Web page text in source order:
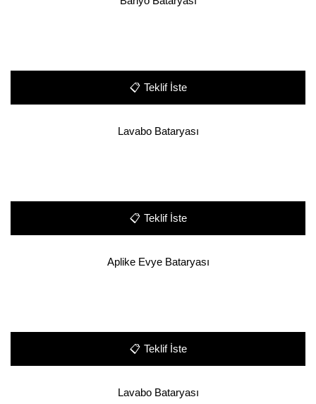
📋 Teklif İste
Lavabo Bataryası
📋 Teklif İste
Aplike Evye Bataryası
📋 Teklif İste
Lavabo Bataryası